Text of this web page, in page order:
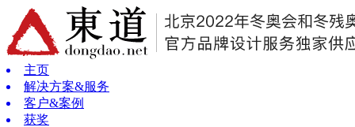
主页
解决方案&服务
客户&案例
获奖